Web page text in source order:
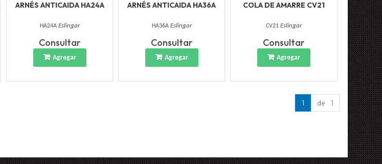
ARNÉS ANTICAIDA HA24A
HA24A Eslingar
Consultar
Agregar
ARNÉS ANTICAIDA HA36A
HA36A Eslingar
Consultar
Agregar
COLA DE AMARRE CV21
CV21Eslingar
Consultar
Agregar
1 de 1